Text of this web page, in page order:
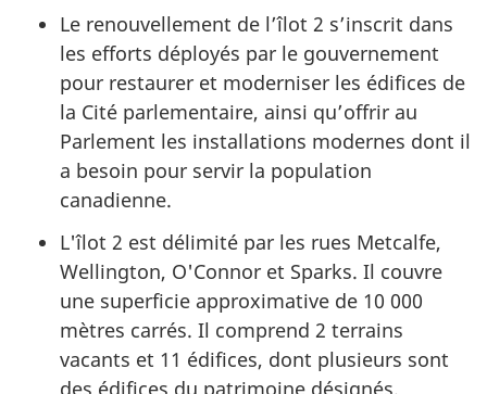
Le renouvellement de l’îlot 2 s’inscrit dans
les efforts déployés par le gouvernement
pour restaurer et moderniser les édifices de
la Cité parlementaire, ainsi qu’offrir au
Parlement les installations modernes dont il
a besoin pour servir la population
canadienne.
L'îlot 2 est délimité par les rues Metcalfe,
Wellington, O'Connor et Sparks. Il couvre
une superficie approximative de 10 000
mètres carrés. Il comprend 2 terrains
vacants et 11 édifices, dont plusieurs sont
des édifices du patrimoine désignés.